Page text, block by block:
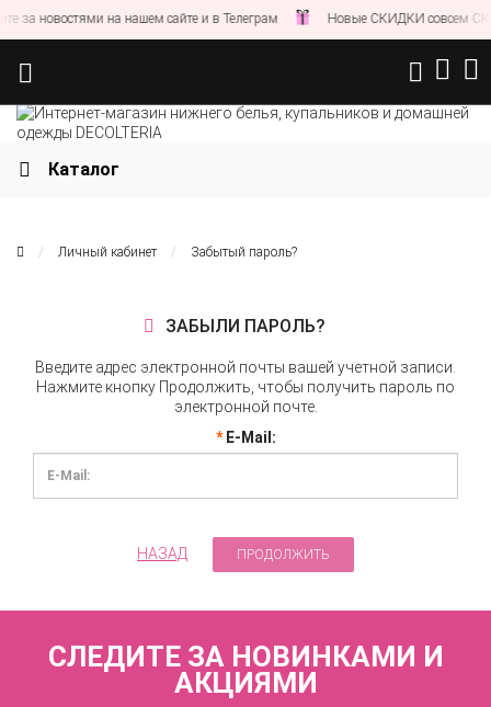
за новостями на нашем сайте и в Телеграм Новые СКИДКИ совсем
Каталог
Личный кабинет Забытый пароль?
ЗАБЫЛИ ПАРОЛЬ?
Введите адрес электронной почты вашей учетной записи.
Нажмите кнопку Продолжить, чтобы получить пароль по
электронной почте.
E-Mail:
НАЗАД
СЛЕДИТЕ ЗА НОВИНКАМИ И
АКЦИЯМИ